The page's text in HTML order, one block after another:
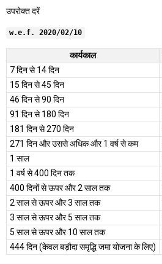
उपरोक्त दरें
w.e.f. 2020/02/10
कार्यकाल
7 दिन से 14 दिन
15 दिन से 45 दिन
46 दिन से 90 दिन
91 दिन से 180 दिन
181 दिन से 270 दिन
271 दिन और उससे अधिक और 1 वर्ष से कम
1 साल
1 वर्ष से 400 दिन तक
400 दिनों से ऊपर और 2 साल तक
2 साल से ऊपर और 3 साल तक
3 साल से ऊपर और 5 साल तक
5 साल से ऊपर और 10 साल तक
444 दिन (केवल बड़ौदा समृद्धि जमा योजना के लिए)